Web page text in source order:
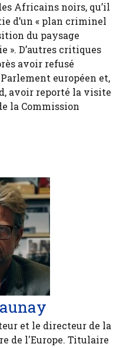
Africains noirs, qu’il
d’un « plan criminel
du paysage
». D’autres critiques
avoir refusé
européen et,
avoir reporté la visite
la Commission
et le directeur de la
de l'Europe. Titulaire